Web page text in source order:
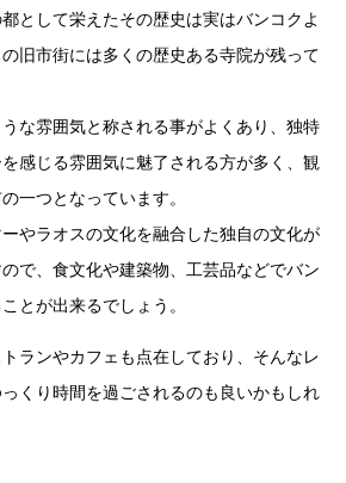
として栄えたその歴史は実はバンコクよ
旧市街には多くの歴史ある寺院が残って
な雰囲気と称される事がよくあり、独特
感じる雰囲気に魅了される方が多く、観
一つとなっています。
やラオスの文化を融合した独自の文化が
で、食文化や建築物、工芸品などでバン
とが出来るでしょう。
ランやカフェも点在しており、そんなレ
くり時間を過ごされるのも良いかもしれ